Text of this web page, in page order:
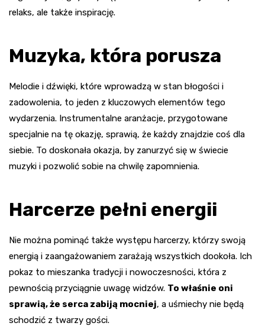
relaks, ale także inspirację.
Muzyka, która porusza
Melodie i dźwięki, które wprowadzą w stan błogości i
zadowolenia, to jeden z kluczowych elementów tego
wydarzenia. Instrumentalne aranżacje, przygotowane
specjalnie na tę okazję, sprawią, że każdy znajdzie coś dla
siebie. To doskonała okazja, by zanurzyć się w świecie
muzyki i pozwolić sobie na chwilę zapomnienia.
Harcerze pełni energii
Nie można pominąć także występu harcerzy, którzy swoją
energią i zaangażowaniem zarażają wszystkich dookoła. Ich
pokaz to mieszanka tradycji i nowoczesności, która z
pewnością przyciągnie uwagę widzów. To właśnie oni
sprawią, że serca zabiją mocniej, a uśmiechy nie będą
schodzić z twarzy gości.